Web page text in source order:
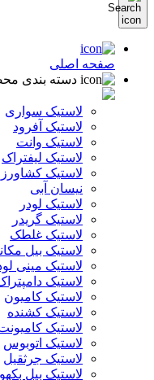
صفحه اصلی
دسته بندی
لاستیک سواری
لاستیک آفرود
لاستیک وانت
لاستیک لیفتراک
لاستیک
نیسان آبی
لاستیک لودر
لاستیک گریدر
لاستیک غلطک
لاستیک بیل
لاستیک مینی
لاستیک
لاستیک کامیون
لاستیک کشنده
لاستیک
لاستیک اتوبوس
لاستیک جرثقیل
لاستیک بیل بکهو